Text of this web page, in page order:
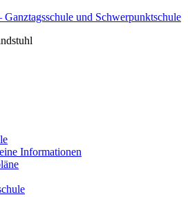
und Schwerpunktschule
Informationen